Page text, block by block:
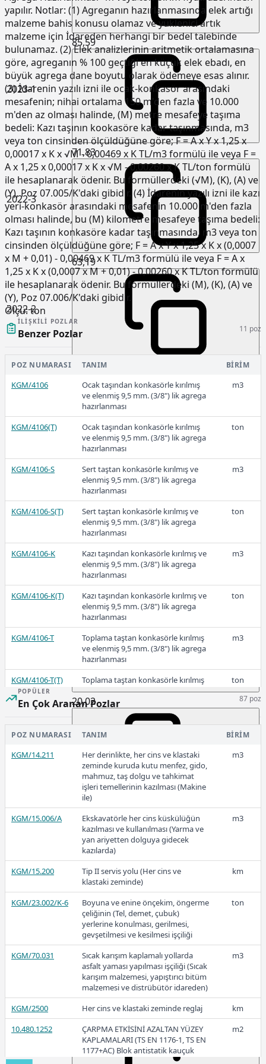
2023-1
85,59
2022-3
71,83
2022-2
63,19
2022-1
44,88
26,66
2020
23,28
20,02
2018
16,63
14,77
12,49
yapılır. Notlar: (1) Agreganın hazırlanmasında elek artığı
malzeme bahis konusu olamaz ve yüklenici artık
malzeme için İdareden herhangi bir bedel talebinde
bulunamaz. (2) Elek analizlerinin aritmetik ortalamasına
göre, agreganın % 100 geçtiği en küçük elek ebadı, en
büyük agrega dane boyutu olarak ödemeye esas alınır.
(3) İdarenin yazılı izni ile ocak-konkasör arasındaki
mesafenin; nihai ortalama 150 m'den fazla ve 10.000
m'den az olması halinde, (M) metre mesafeye taşıma
bedeli: Kazı taşının kookasöre kadar taşınmasında, m3
veya ton cinsinden ölçüldüğüne göre; F = A x Y x 1,25 x
0,00017 x K x √M - 0,00469 x K TL/m3 formülü ile veya F =
A x 1,25 x 0,00017 x K x √M - 0,00260 x K TL/ton formülü
ile hesaplanarak ödenir. Bu formüllerdeki (√M), (K), (A) ve
(Y), Poz 07.005/K'daki gibidir. (4) İdarenin yazılı izni ile kazı
yeri-konkasör arasındaki mesafenin 10.000 m'den fazla
olması halinde, bu (M) kilometre mesafeye taşıma bedeli:
Kazı taşının konkasöre kadar taşınmasında, m3 veya ton
cinsinden ölçüldüğüne göre; F = A x Y x 1,25 x K x (0,0007
x M + 0,01) - 0,00469 x K TL/m3 formülü ile veya F = A x
1,25 x K x (0,0007 x M + 0,01) - 0,00260 x K TL/ton formülü
ile hesaplanarak ödenir. Bu formüllerdeki (M), (K), (A) ve
(Y), Poz 07.006/K'daki gibidir.
Ölçü:ton
İLIŞKILI POZLAR
Benzer Pozlar 11 poz
POZ NUMARASI TANIM BIRIM
KGM/4106
Ocak taşından konkasörle kırılmış
ve elenmiş 9,5 mm. (3/8") lik agrega
hazırlanması
m3
KGM/4106(T)
Ocak taşından konkasörle kırılmış
ve elenmiş 9,5 mm. (3/8") lik agrega
hazırlanması
ton
KGM/4106-S
Sert taştan konkasörle kırılmış ve
elenmiş 9,5 mm. (3/8") lik agrega
hazırlanması
m3
KGM/4106-S(T)
Sert taştan konkasörle kırılmış ve
elenmiş 9,5 mm. (3/8") lik agrega
hazırlanması
ton
KGM/4106-K
Kazı taşından konkasörle kırılmış ve
elenmiş 9,5 mm. (3/8") lik agrega
hazırlanması
m3
KGM/4106-K(T)
Kazı taşından konkasörle kırılmış ve
elenmiş 9,5 mm. (3/8") lik agrega
hazırlanması
ton
KGM/4106-T
Toplama taştan konkasörle kırılmış
ve elenmiş 9,5 mm. (3/8") lik agrega
hazırlanması
m3
KGM/4106-T(T)
Toplama taştan konkasörle kırılmış
ve elenmiş 9,5 mm. (3/8") lik agrega
hazırlanması
ton
KGM/4106-E1
Elenmemiş çakıllı malzemeden
konkasörle kırılmış ve elenmiş 9,5
Elenmemiş çakıllı malzemeden
konkasörle kırılmış ve elenmiş 9,5
mm. (3/8") lik agrega hazırlanması
KGM/4106-E2
Elenmiş çakıldan konkasörle kırılmış
ve elenmiş 9,5 mm. (3/8") lik agrega
hazırlanması
m3
POPÜLER
En Çok Aranan Pozlar 87 poz
POZ NUMARASI TANIM BIRIM
KGM/14.211
Her derinlikte, her cins ve klastaki
zeminde kuruda kutu menfez, gido,
mahmuz, taş dolgu ve tahkimat
işleri temellerinin kazılması (Makine
ile)
m3
KGM/15.006/A
Ekskavatörle her cins küskülüğün
kazılması ve kullanılması (Yarma ve
yan ariyetten dolguya gidecek
kazılarda)
m3
KGM/15.200
Tip II servis yolu (Her cins ve
klastaki zeminde)
km
KGM/23.002/K-6
Boyuna ve enine önçekim, öngerme
çeliğinin (Tel, demet, çubuk)
yerlerine konulması, gerilmesi,
gevşetilmesi ve kesilmesi işçiliği
ton
KGM/70.031
Sıcak karışım kaplamalı yollarda
asfalt yaması yapılması işçiliği (Sıcak
karışım malzemesi, yapıştırıcı bitüm
malzemesi ve distrübütör idareden)
m3
KGM/2500 Her cins ve klastaki zeminde reglaj
km
10.480.1252
ÇARPMA ETKİSİNİ AZALTAN YÜZEY
KAPLAMALARI (TS EN 1176-1, TS EN
1177+AC) Blok antistatik kauçuk
zemin kaplaması 3cm kalınlıkta
m2